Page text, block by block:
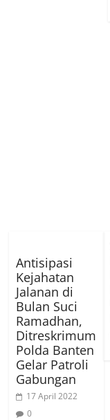
Antisipasi
Kejahatan
Jalanan di
Bulan Suci
Ramadhan,
Ditreskrimum
Polda Banten
Gelar Patroli
Gabungan
17 April 2022
0